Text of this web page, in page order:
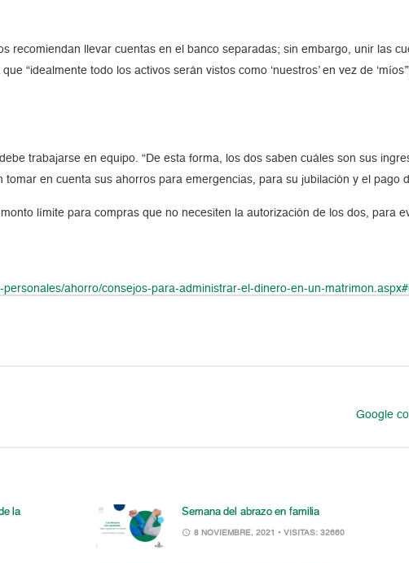
recomiendan llevar cuentas en el banco separadas; sin embargo, unir las
“idealmente todo los activos serán vistos como ‘nuestros’ en vez de
trabajarse en equipo. “De esta forma, los dos saben cuáles son sus
en cuenta sus ahorros para emergencias, para su jubilación y el pago
límite para compras que no necesiten la autorización de los dos, para
ahorro/consejos-para-administrar-el-dinero-en-un-
Google
la
Semana del abrazo en familia
8 NOVIEMBRE, 2021 • VISITAS: 32660